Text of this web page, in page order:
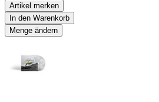
Artikel merken
In den Warenkorb
Menge ändern